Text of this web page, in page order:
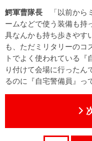
鰐軍曹隊長 「以前から
ームなどで使う装備も持
具なんかも持ち歩きやす
も、ただミリタリーのコ
トでよく使われている
り付けて会場に行ったん
るのに『自宅警備員』っ